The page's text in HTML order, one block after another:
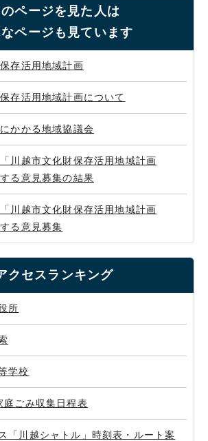
のページを見た人は
ページも見ています
存活用地域計画
存活用地域計画について
かかる地域協議会
「川越市文化財保存活用地域計画
する意見募集の結果
「川越市文化財保存活用地域計画
る意見募集
クセスランキング
所
学校
庭ごみ収集日程表
「川越シャトル」時刻表・ルート案